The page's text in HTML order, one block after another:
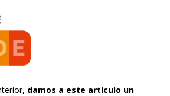
damos a este artículo un